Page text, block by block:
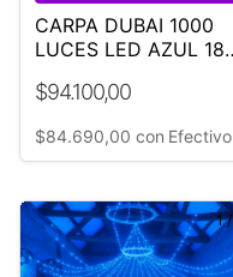
CARPA DUBAI 1000
LUCES LED AZUL 18
EVENTO
$94.100,00
$84.690,00 con Efectivo
1